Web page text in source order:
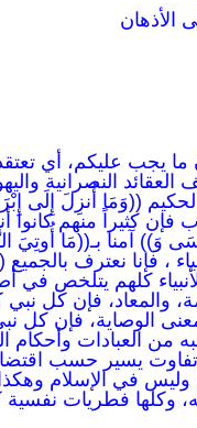
الأذهان
ما يجب عليكم، أي
النصرانية
الحكيم ((وَمَا أُنزِلَ
فإن كثيراً منهم كانوا
وَ)) آمنا بـ((مَا أُوتِيَ
، فإنا نعترف
كلهم يتلخص في
والمعاد، فإن
الوصاية، فإن كل
من العبادات وأحكام
يسير حسب
في الإسلام
وكلها فطريات نفسية